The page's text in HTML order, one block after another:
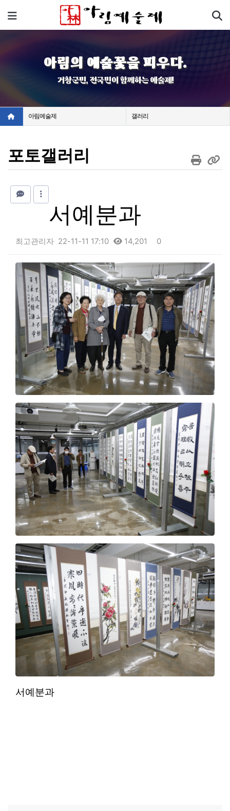
메뉴
아림의 예술꽃을 피우다.
거창군민, 전국민이 함께하는 예술제!
아림예술제 갤러리
포토갤러리
서예분과
최고관리자 22-11-11 17:10 14,201 0
본문
서예분과